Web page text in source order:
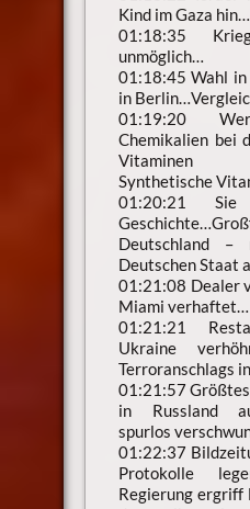
Kind im Gaza hin…
01:18:35
unmöglich…
01:18:45 Wahl in
in
01:19:20
Chemikalien bei
Vitaminen
Synthetische
01:20:21
Deutschland –
Deutschen Staat
01:21:08 Dealer
Miami verhaftet…
01:21:21
Ukraine
Terroranschlags
01:21:57
in Russland
spurlos
01:22:37
Protokolle
Regierung ergriff